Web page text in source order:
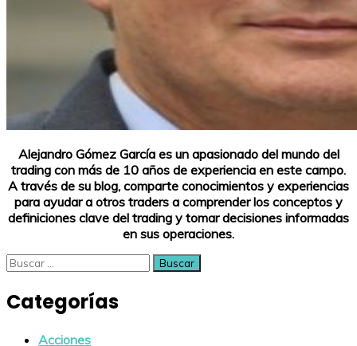
Alejandro Gómez García es un apasionado del mundo del
trading con más de 10 años de experiencia en este campo.
A través de su blog, comparte conocimientos y experiencias
para ayudar a otros traders a comprender los conceptos y
definiciones clave del trading y tomar decisiones informadas
en sus operaciones.
Buscar:
Categorías
Acciones